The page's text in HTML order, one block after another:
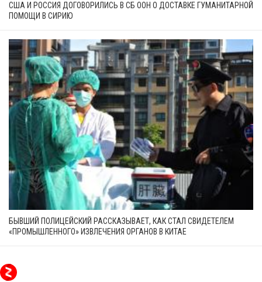
США И РОССИЯ ДОГОВОРИЛИСЬ В СБ ООН О ДОСТАВКЕ ГУМАНИТАРНОЙ
ПОМОЩИ В СИРИЮ
БЫВШИЙ ПОЛИЦЕЙСКИЙ РАССКАЗЫВАЕТ, КАК СТАЛ СВИДЕТЕЛЕМ
«ПРОМЫШЛЕННОГО» ИЗВЛЕЧЕНИЯ ОРГАНОВ В КИТАЕ